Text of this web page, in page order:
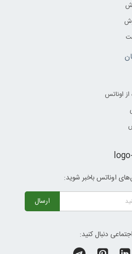
اوناتس
اوناتس باخبر شوید:
ارسال
دنبال کنید: